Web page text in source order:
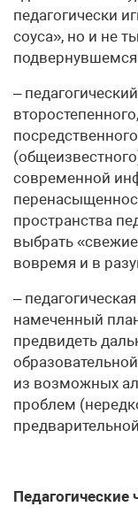
педагогически
соуса», но и не
подвернувшемся
–
современной
пространства
выбрать
вовремя и в
–
намеченный
предвидеть
из возможных
проблем
Педагогические